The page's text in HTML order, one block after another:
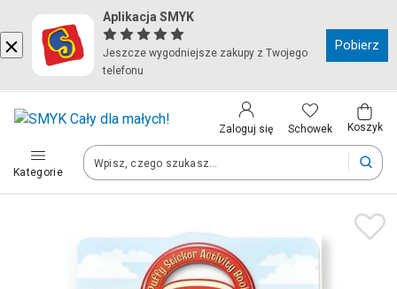
Aplikacja SMYK
Jeszcze wygodniejsze zakupy z Twojego
telefonu
Pobierz
Zaloguj się Schowek Koszyk
Kategorie
Kraj i język
Polska (Poland)
Twoje zamówienia dostarczymy na teren wybranego kraju.
Polski